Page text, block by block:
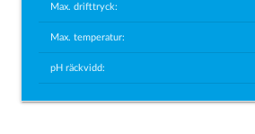
Max. drifttryck:
Max. temperatur:
pH räckvidd: